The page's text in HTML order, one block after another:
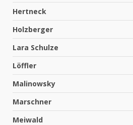
Hertneck
Holzberger
Lara Schulze
Löffler
Malinowsky
Marschner
Meiwald